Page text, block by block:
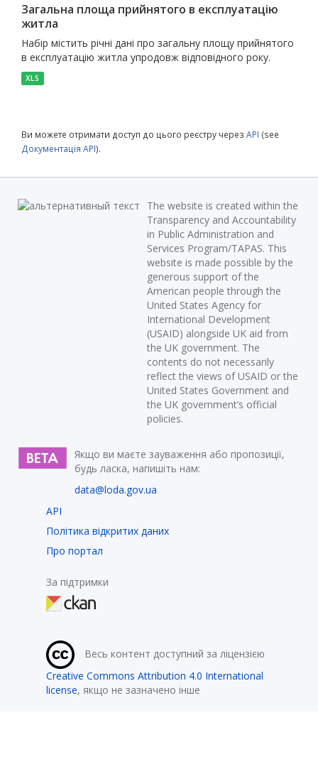
Загальна площа прийнятого в експлуатацію
житла
Набір містить річні дані про загальну площу прийнятого
в експлуатацію житла упродовж відповідного року.
XLS
Ви можете отримати доступ до цього реєстру через API (see
Документація API).
The website is created within the
Transparency and Accountability
in Public Administration and
Services Program/TAPAS. This
website is made possible by the
generous support of the
American people through the
United States Agency for
International Development
(USAID) alongside UK aid from
the UK government. The
contents do not necessarily
reflect the views of USAID or the
United States Government and
the UK government’s official
policies.
Якщо ви маєте зауваження або пропозиції,
будь ласка, напишіть нам:
data@loda.gov.ua
API
Політика відкритих даних
Про портал
За підтримки
Весь контент доступний за ліцензією
Creative Commons Attribution 4.0 International
license, якщо не зазначено інше